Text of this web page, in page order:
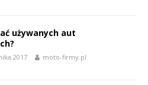
używanych aut
2017 moto-firmy.pl